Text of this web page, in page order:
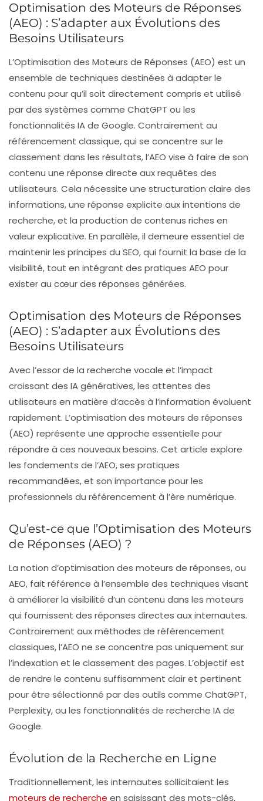
Optimisation des Moteurs de Réponses
(AEO) : S’adapter aux Évolutions des
Besoins Utilisateurs
L’Optimisation des Moteurs de Réponses (AEO) est un
ensemble de techniques destinées à adapter le
contenu pour qu’il soit directement compris et utilisé
par des systèmes comme ChatGPT ou les
fonctionnalités IA de Google. Contrairement au
référencement classique, qui se concentre sur le
classement dans les résultats, l’AEO vise à faire de son
contenu une réponse directe aux requêtes des
utilisateurs. Cela nécessite une structuration claire des
informations, une réponse explicite auxintentions de
recherche, et la production de contenus riches en
valeur explicative. En parallèle, il demeure essentiel de
maintenir les principes du SEO, qui fournit la base de la
visibilité, tout en intégrant des pratiques AEO pour
exister au cœur des réponses générées.
Optimisation des Moteurs de Réponses
(AEO) : S’adapter aux Évolutions des
Besoins Utilisateurs
Avec l’essor de la recherche vocale et l’impact
croissant des IA génératives, les attentes des
utilisateurs en matière d’accès à l’information évoluent
rapidement. L’optimisation des moteurs de réponses
(AEO) représente une approche essentielle pour
répondre à ces nouveaux besoins. Cet article explore
les fondements de l’AEO, ses pratiques
recommandées, et son importance pour les
professionnels du référencement à l’ère numérique.
Qu’est-ce que l’Optimisation des Moteurs
de Réponses (AEO) ?
La notion d’optimisation des moteurs de réponses, ou
AEO, fait référence à l’ensemble des techniques visant
à améliorer la visibilité d’un contenu dans les moteurs
qui fournissent des réponses directes aux internautes.
Contrairement aux méthodes de référencement
classiques, l’AEO ne se concentre pas uniquement sur
l’indexation et le classement des pages. L’objectif est
de rendre le contenu suffisamment clair et pertinent
pour être sélectionné par des outils comme ChatGPT,
Perplexity, ou les fonctionnalités de recherche IA de
Google.
Évolution de la Recherche en Ligne
Traditionnellement, les internautes sollicitaient les
moteurs de recherche en saisissant des mots-clés,